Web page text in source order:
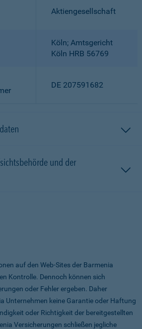
Aktiengesellschaft
Köln; Amtsgericht
Köln HRB 56769
DE 207591682
und der
auf den Web-Sites der Barmenia
Kontrolle. Dennoch können sich
oder Fehler ergeben. Daher
Unternehmen keine Garantie oder Haftung
oder Richtigkeit der bereitgestellten
Versicherungen schließen jegliche